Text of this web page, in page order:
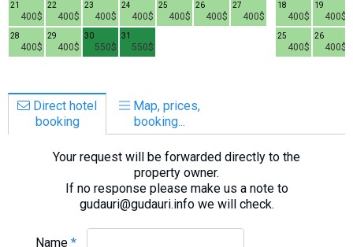
400$
21
400$
22
400$
23
400$
24
400$
25
400$
26
400$
27
400$
28
400$
29
550$
30
550$
31
400$
18
400$
19
400$
25
400$
26
Direct hotel
booking
Map, prices,
booking...
Your request will be forwarded directly to the
property owner.
If no response please make us a note to
gudauri@gudauri.info we will check.
Name*